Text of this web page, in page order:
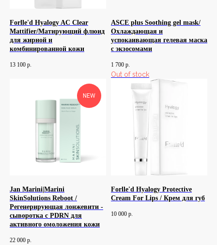
Forlle'd Hyalogy AC Clear
Mattifier/Матирующий флюид
для жирной и
комбинированной кожи
13 100 р.
ASCE plus Soothing gel mask/
Охлаждающая и
успокаивающая гелевая маска
с экзосомами
1 700 р.
Out of stock
NEW
Jan Marini|Marini
SkinSolutions Reboot /
Регенерирующая лонжевити -
сыворотка с PDRN для
активного омоложения кожи
22 000 р.
Forlle'd Hyalogy Protective
Cream For Lips / Крем для губ
10 000 р.